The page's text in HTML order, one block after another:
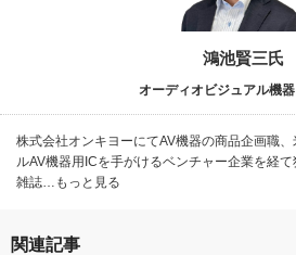
鴻池賢三氏
オーディオビジュアル機
株式会社オンキヨーにてAV機器の商品企画職
ルAV機器用ICを手がけるベンチャー企業を経
雑誌…もっと見る
関連記事